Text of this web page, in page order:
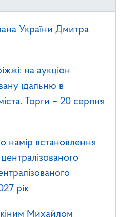
України Дмитра
на аукціон
їдальню в
Торги – 20 серпня
встановлення
рік
Михайлом